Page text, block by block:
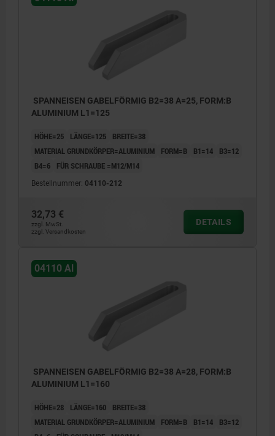
SPANNEISEN GABELFÖRMIG B2=38 A=25, FORM:B
ALUMINIUM L1=125
HÖHE=25 LÄNGE=125
BREITE=38
MATERIAL GRUNDKÖRPER=ALUMINIUM
FORM=B B1=14
B3=12
B4=6
FÜR SCHRAUBE =M12/M14
Bestellnummer: 04110-212
32,73 €
zzgl. MwSt.
zzgl. Versandkosten
DETAILS
04110 Al
SPANNEISEN GABELFÖRMIG B2=38 A=28, FORM:B
ALUMINIUM L1=160
HÖHE=28 LÄNGE=160
BREITE=38
MATERIAL GRUNDKÖRPER=ALUMINIUM
FORM=B B1=14
B3=12